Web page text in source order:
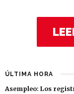
ÚLTIMA HORA
Asempleo: Los